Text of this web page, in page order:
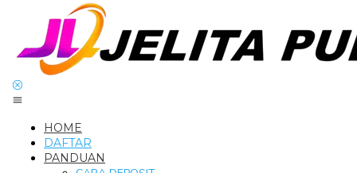
HOME
DAFTAR
PANDUAN